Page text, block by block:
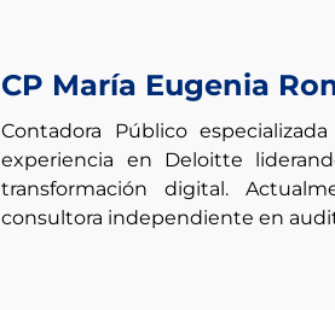
CP María Eugenia
Contadora Público
experiencia en Deloitte
transformación digital.
consultora independiente en